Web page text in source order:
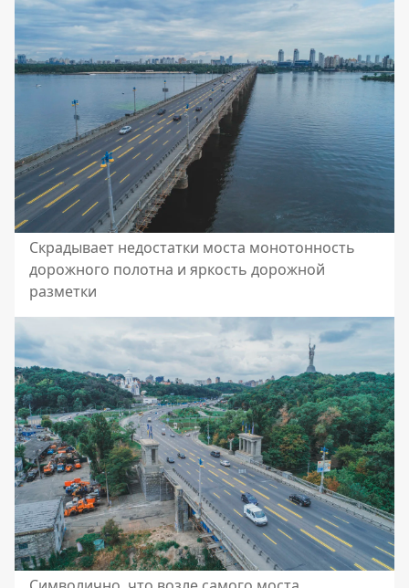
Скрадывает недостатки моста монотонность
дорожного полотна и яркость дорожной
разметки